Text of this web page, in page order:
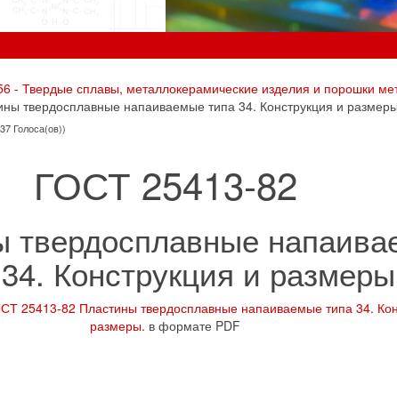
- Твердые сплавы, металлокерамические изделия и порошки
твердосплавные напаиваемые типа 34. Конструкция и
Голоса(ов))
ГОСТ 25413-82
твердосплавные
Конструкция и
25413-82 Пластины твердосплавные напаиваемые типа 34.
размеры. в формате PDF